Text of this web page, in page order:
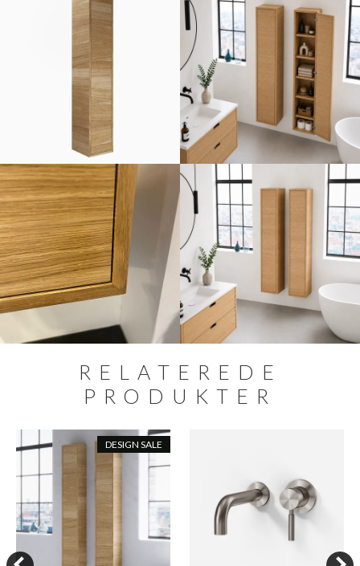
RELATEREDE
PRODUKTER
DESIGN SALE